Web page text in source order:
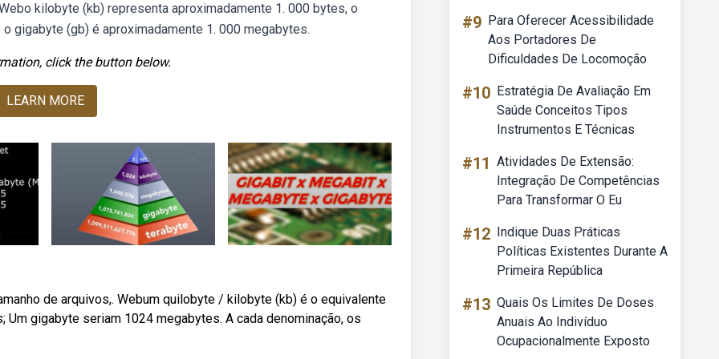
kilobyte (kb) representa aproximadamente 1. 000 bytes, o
gigabyte (gb) é aproximadamente 1. 000 megabytes.
click the button below.
LEARN MORE
de arquivos,. Webum quilobyte / kilobyte (kb) é o equivalente
gigabyte seriam 1024 megabytes. A cada denominação, os
#9 Para Oferecer Acessibilidade
Aos Portadores De
Dificuldades De Locomoção
#10 Estratégia De Avaliação Em
Saúde Conceitos Tipos
Instrumentos E Técnicas
#11 Atividades De Extensão:
Integração De Competências
Para Transformar O Eu
#12 Indique Duas Práticas
Políticas Existentes Durante A
Primeira República
#13 Quais Os Limites De Doses
Anuais Ao Indivíduo
Ocupacionalmente Exposto